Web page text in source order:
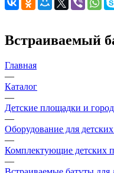
Встраиваемый
Главная
—
Каталог
—
Детские площадки и
—
Оборудование для
—
Комплектующие детских
—